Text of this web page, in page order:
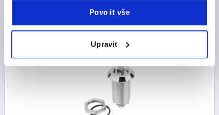
Povolit vše
Upravit
plus náklady na dopravu